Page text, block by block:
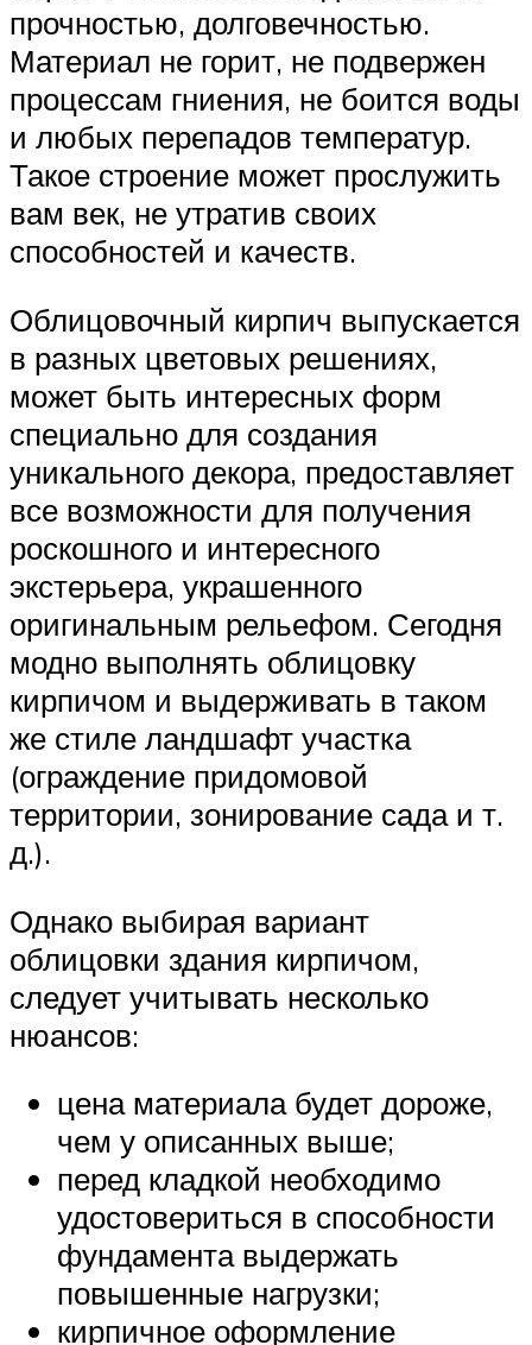
прочностью, долговечностью.
Материал не горит, не подвержен
процессам гниения, не боится воды
и любых перепадов температур.
Такое строение может прослужить
вам век, не утратив своих
способностей и качеств.
Облицовочный кирпич выпускается
в разных цветовых решениях,
может быть интересных форм
специально для создания
уникального декора, предоставляет
все возможности для получения
роскошного и интересного
экстерьера, украшенного
оригинальным рельефом. Сегодня
модно выполнять облицовку
кирпичом и выдерживать в таком
же стиле ландшафт участка
(ограждение придомовой
территории, зонирование сада и т.
д.).
Однако выбирая вариант
облицовки здания кирпичом,
следует учитывать несколько
нюансов:
цена материала будет дороже,
чем у описанных выше;
перед кладкой необходимо
удостовериться в способности
фундамента выдержать
повышенные нагрузки;
кирпичное оформление